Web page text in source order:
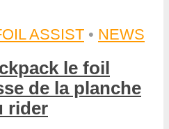
ASSIST • NEWS
le foil
de la planche
rider